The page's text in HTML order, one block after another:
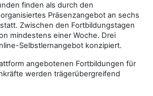
finden als durch den
Präsenzangebot an sechs
Zwischen den Fortbildungstagen
mindestens einer Woche. Drei
Selbstlernangebot konzipiert.
angebotenen Fortbildungen für
werden trägerübergreifend